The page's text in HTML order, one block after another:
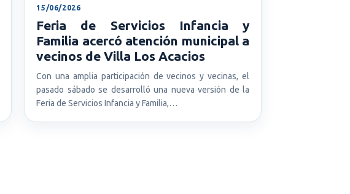
15/06/2026
Feria de Servicios Infancia y
Familia acercó atención municipal a
vecinos de Villa Los Acacios
Con una amplia participación de vecinos y vecinas, el
pasado sábado se desarrolló una nueva versión de la
Feria de Servicios Infancia y Familia,…